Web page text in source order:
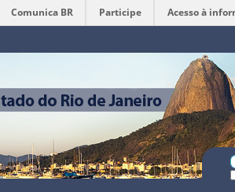
Comunica BR Participe Acesso à